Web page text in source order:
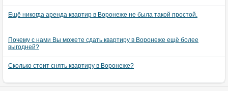
Ещё никогда аренда квартир в Воронеже не была такой простой.
Почему с нами Вы можете сдать квартиру в Воронеже ещё более
выгодней?
Сколько стоит снять квартиру в Воронеже?